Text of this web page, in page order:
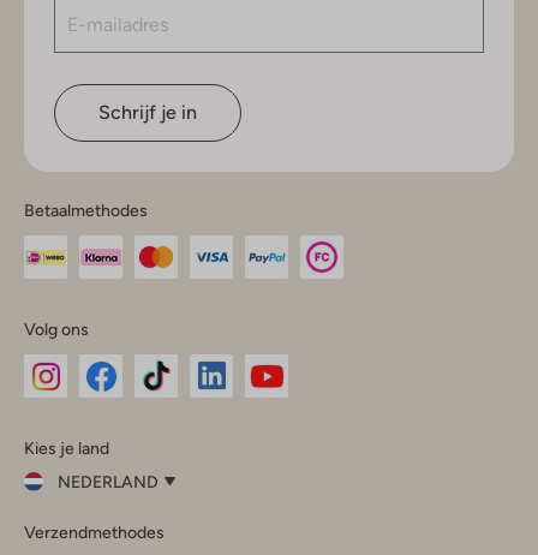
Schrijf je in
Betaalmethodes
Volg ons
InstagramFacebook
Kies je land
NEDERLAND
je
Verzendmethodes